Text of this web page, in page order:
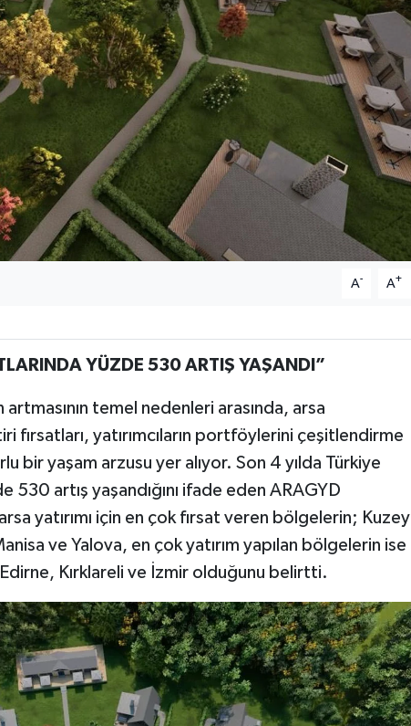
A- A+
YÜZDE 530 ARTIŞ YAŞANDI”
artmasının temel nedenleri arasında, arsa
fırsatları, yatırımcıların portföylerini çeşitlendirme
bir yaşam arzusu yer alıyor. Son 4 yılda Türkiye
530 artış yaşandığını ifade eden ARAGYD
yatırımı için en çok fırsat veren bölgelerin; Kuzey
ve Yalova, en çok yatırım yapılan bölgelerin ise
Edirne, Kırklareli ve İzmir olduğunu belirtti.